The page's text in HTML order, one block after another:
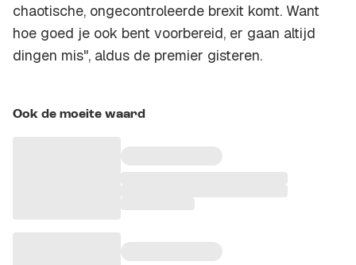
chaotische, ongecontroleerde brexit komt. Want
hoe goed je ook bent voorbereid, er gaan altijd
dingen mis", aldus de premier gisteren.
Ook de moeite waard